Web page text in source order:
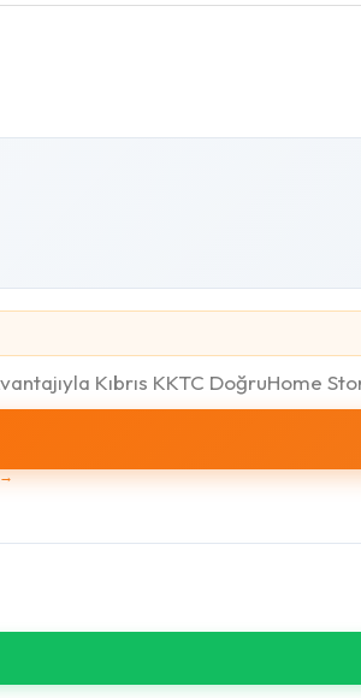
Kıbrıs KKTC DoğruHome
→